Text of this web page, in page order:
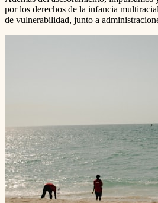
por los derechos de la infancia
de vulnerabilidad, junto a